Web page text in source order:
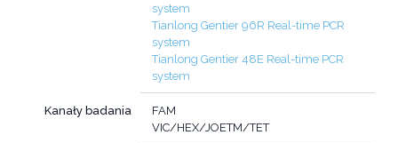
system
Tianlong Gentier 96R Real-time PCR
system
Tianlong Gentier 48E Real-time PCR
system
Kanały badania
FAM
VIC/HEX/JOETM/TET